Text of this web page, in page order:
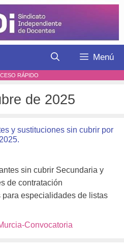
Menú
RÁPIDO
de 2025
y sustituciones sin cubrir por
sin cubrir Secundaria y
de contratación
especialidades de listas
Convocatoria